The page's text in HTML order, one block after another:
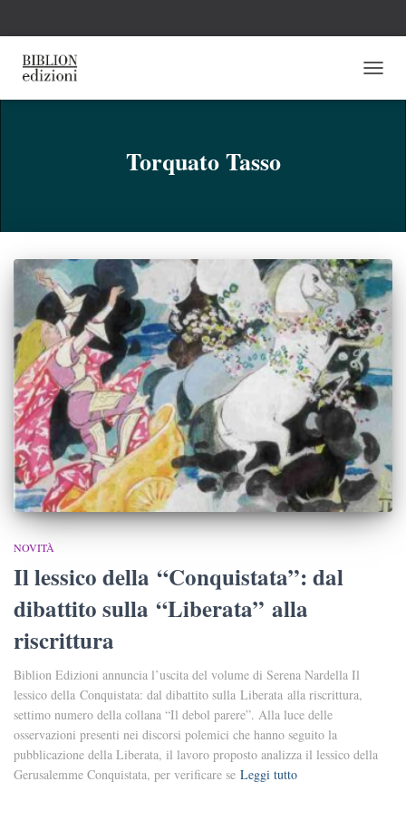
Torquato Tasso
NOVITÀ
Il lessico della “Conquistata”: dal
dibattito sulla “Liberata” alla
riscrittura
Biblion Edizioni annuncia l’uscita del volume di Serena Nardella Il
lessico della Conquistata: dal dibattito sulla Liberata alla riscrittura,
settimo numero della collana “Il debol parere”. Alla luce delle
osservazioni presenti nei discorsi polemici che hanno seguito la
pubblicazione della Liberata, il lavoro proposto analizza il lessico della
Gerusalemme Conquistata, per verificare se Leggi tutto